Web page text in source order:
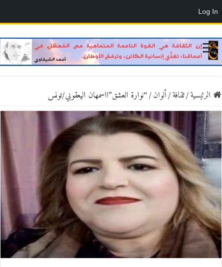
الرئيسية/ثقافة/ألوان/“نوارة العشق”ااسمهان اليعقوبي/تونس
Log In